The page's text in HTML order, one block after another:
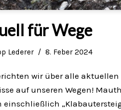
für Wege
Lederer 8. Feber 2024
wir über alle aktuellen
auf unseren Wegen!
einschließlich